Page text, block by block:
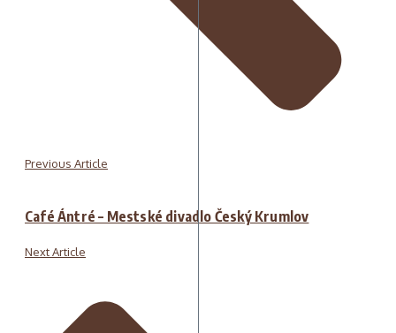
Previous Article
Café Ántré – Mestské divadlo Český Krumlov
Next Article